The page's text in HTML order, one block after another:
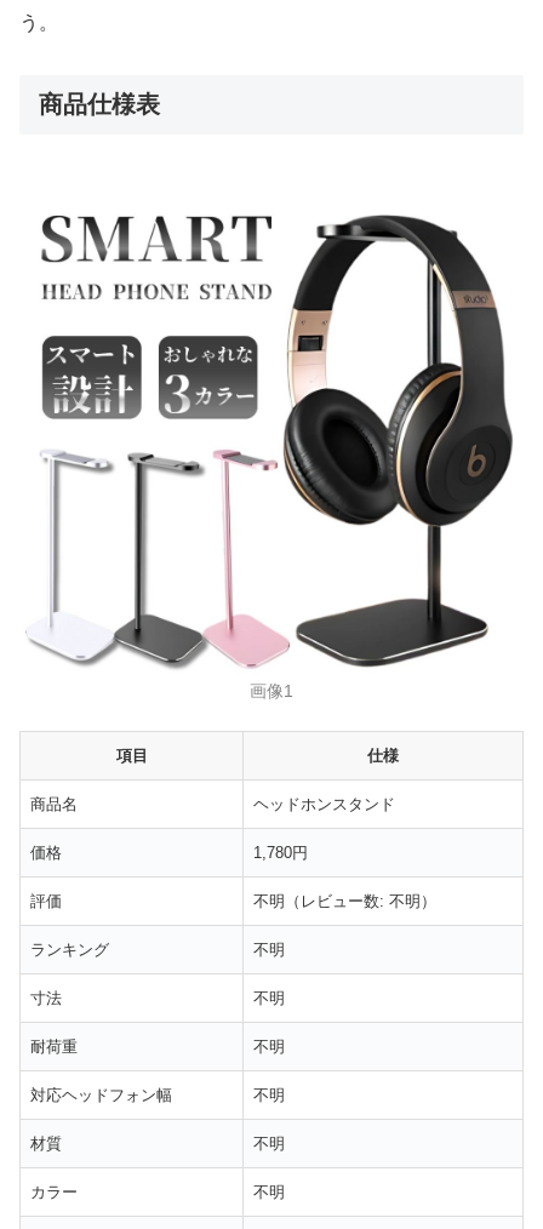
う。
商品仕様表
画像1
項目 仕様
商品名 ヘッドホンスタンド
価格 1,780円
評価 不明（レビュー数: 不明）
ランキング 不明
寸法 不明
耐荷重 不明
対応ヘッドフォン幅 不明
材質 不明
カラー 不明